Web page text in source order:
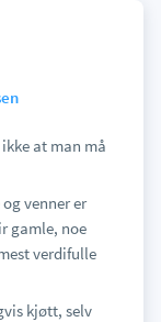
at man må
venner er
gamle, noe
verdifulle
kjøtt, selv